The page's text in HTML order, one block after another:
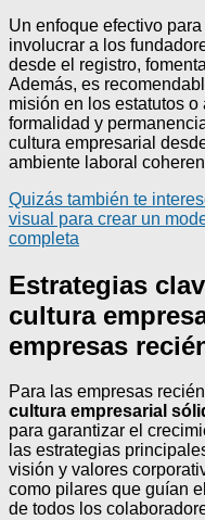
Un enfoque efectivo
involucrar a los
desde el registro,
Además, es
misión en los estatutos
formalidad y
cultura empresarial
ambiente laboral
Quizás también te
visual para crear un
completa
Estrategias
cultura
empresas
Para las empresas
cultura empresarial
para garantizar el
las estrategias
visión y valores
como pilares que guían
de todos los